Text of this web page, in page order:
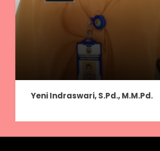
Yeni Indraswari, S.Pd., M.M.Pd.